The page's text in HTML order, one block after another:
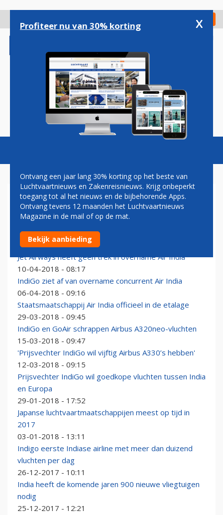
gaan
Check in
Magazine Podcasts Vacatures
INDIGO
Concurrentieslag dreigt op luchtvaartmarkt in India
04-06-2018 - 05:33
Jet Airways heeft geen trek in overname Air India
10-04-2018 - 08:17
IndiGo ziet af van overname concurrent Air India
06-04-2018 - 09:16
Staatsmaatschappij Air India officieel in de etalage
29-03-2018 - 09:45
IndiGo en GoAir schrappen Airbus A320neo-vluchten
15-03-2018 - 09:47
'Prijsvechter IndiGo wil vijftig Airbus A330’s hebben'
12-03-2018 - 09:15
Prijsvechter IndiGo wil goedkope vluchten tussen India
en Europa
29-01-2018 - 17:52
Japanse luchtvaartmaatschappijen meest op tijd in
2017
03-01-2018 - 13:11
Indigo eerste Indiase airline met meer dan duizend
vluchten per dag
26-12-2017 - 10:11
India heeft de komende jaren 900 nieuwe vliegtuigen
nodig
25-12-2017 - 12:21
Profiteer nu van 30% korting x
Ontvang een jaar lang 30% korting op het beste van
Luchtvaartnieuws en Zakenreisnieuws. Krijg onbeperkt
toegang tot al het nieuws en de bijbehorende Apps.
Ontvang tevens 12 maanden het Luchtvaartnieuws
Magazine in de mail of op de mat.
Bekijk aanbieding